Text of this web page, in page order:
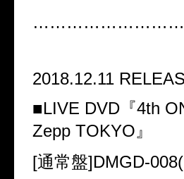
2018.12.11
■LIVE DVD 『4th
Zepp TOKYO 』
[通常盤]DMGD-